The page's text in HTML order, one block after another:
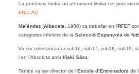
La ponència tindrà un aforament limitat i et pots
ENLLAÇ.
Meléndez (Albacete, 1950) va treballar en l’RFEF
categories inferiors de la Selecció Espanyola de
Va ser seleccionador sub16, sub17, sub18, sub19,
i en l’Absoluta amb Iñaki Sáez.
També va ser director de l’Escola d’Entrenadors de